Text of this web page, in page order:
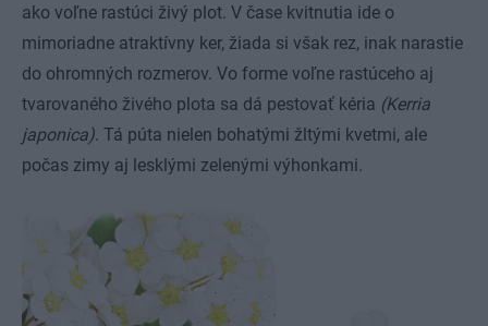
ako voľne rastúci živý plot. V čase kvitnutia ide o
mimoriadne atraktívny ker, žiada si však rez, inak narastie
do ohromných rozmerov. Vo forme voľne rastúceho aj
tvarovaného živého plota sa dá pestovať kéria (Kerria
japonica). Tá púta nielen bohatými žltými kvetmi, ale
počas zimy aj lesklými zelenými výhonkami.